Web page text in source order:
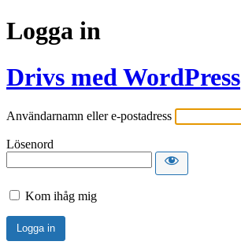
Logga in
Drivs med WordPress
Användarnamn eller e-postadress
Lösenord
Kom ihåg mig